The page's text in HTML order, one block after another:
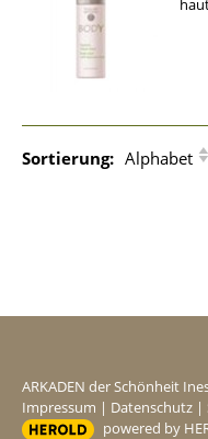
Sortierung: Alphabet
ARKADEN der Schönheit
Impressum | Datenschutz |
powered by